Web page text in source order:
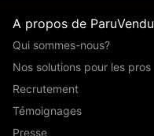
A propos de ParuVendu
Qui sommes-nous?
Nos solutions pour les pros
Recrutement
Témoignages
Presse